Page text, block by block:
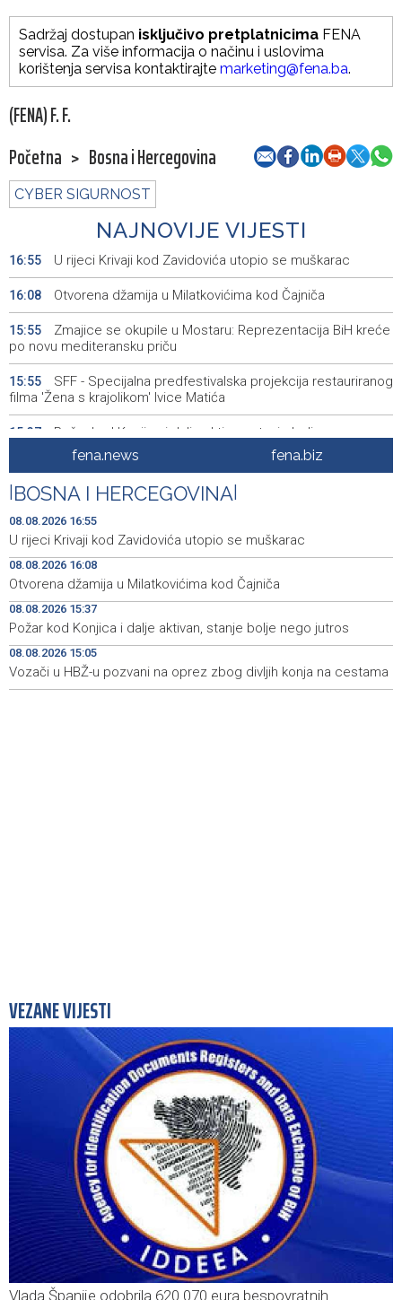
Sadržaj dostupan isključivo pretplatnicima FENA
servisa. Za više informacija o načinu i uslovima
korištenja servisa kontaktirajte marketing@fena.ba.
(FENA) F. F.
Početna > Bosna i Hercegovina
CYBER SIGURNOST
NAJNOVIJE VIJESTI
16:55 U rijeci Krivaji kod Zavidovića utopio se muškarac
16:08 Otvorena džamija u Milatkovićima kod Čajniča
15:55
Zmajice se okupile u Mostaru: Reprezentacija BiH kreće
po novu mediteransku priču
15:55
SFF - Specijalna predfestivalska projekcija restauriranog
filma 'Žena s krajolikom' Ivice Matića
15:37
Požar kod Konjica i dalje aktivan, stanje bolje nego
15:27
Dokumentarac 'Bulevar Ivice Osima' osvojio nagradu na
City Festu u Niškoj Banji
15:09
Konjic ugostio 23 folklorna društva na 26.
Međunarodnom festivalu ‘Konjička sehara’
15:05
Vozači u HBŽ-u pozvani na oprez zbog divljih konja na
cestama
14:49
Bh. Muay Thai reprezentacija na Svjetskom prvenstvu u
najbrojnijem sastavu do sada (VIDEO)
14:30
Sutra sunčano, dnevna temperatura od 27 do 33, na
fena.news fena.biz
BOSNA I HERCEGOVINA
08.08.2026 16:55
U rijeci Krivaji kod Zavidovića utopio se muškarac
08.08.2026 16:08
Otvorena džamija u Milatkovićima kod Čajniča
08.08.2026 15:37
Požar kod Konjica i dalje aktivan, stanje bolje nego jutros
08.08.2026 15:05
Vozači u HBŽ-u pozvani na oprez zbog divljih konja na cestama
VEZANE VIJESTI
Vlada Španije odobrila 620.070 eura bespovratnih